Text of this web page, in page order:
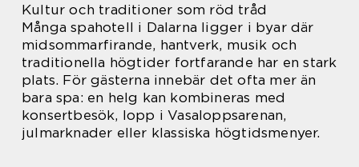
Kultur och traditioner som röd tråd
Många spahotell i Dalarna ligger i byar där
midsommarfirande, hantverk, musik och
traditionella högtider fortfarande har en stark
plats. För gästerna innebär det ofta mer än
bara spa: en helg kan kombineras med
konsertbesök, lopp i Vasaloppsarenan,
julmarknader eller klassiska högtidsmenyer.